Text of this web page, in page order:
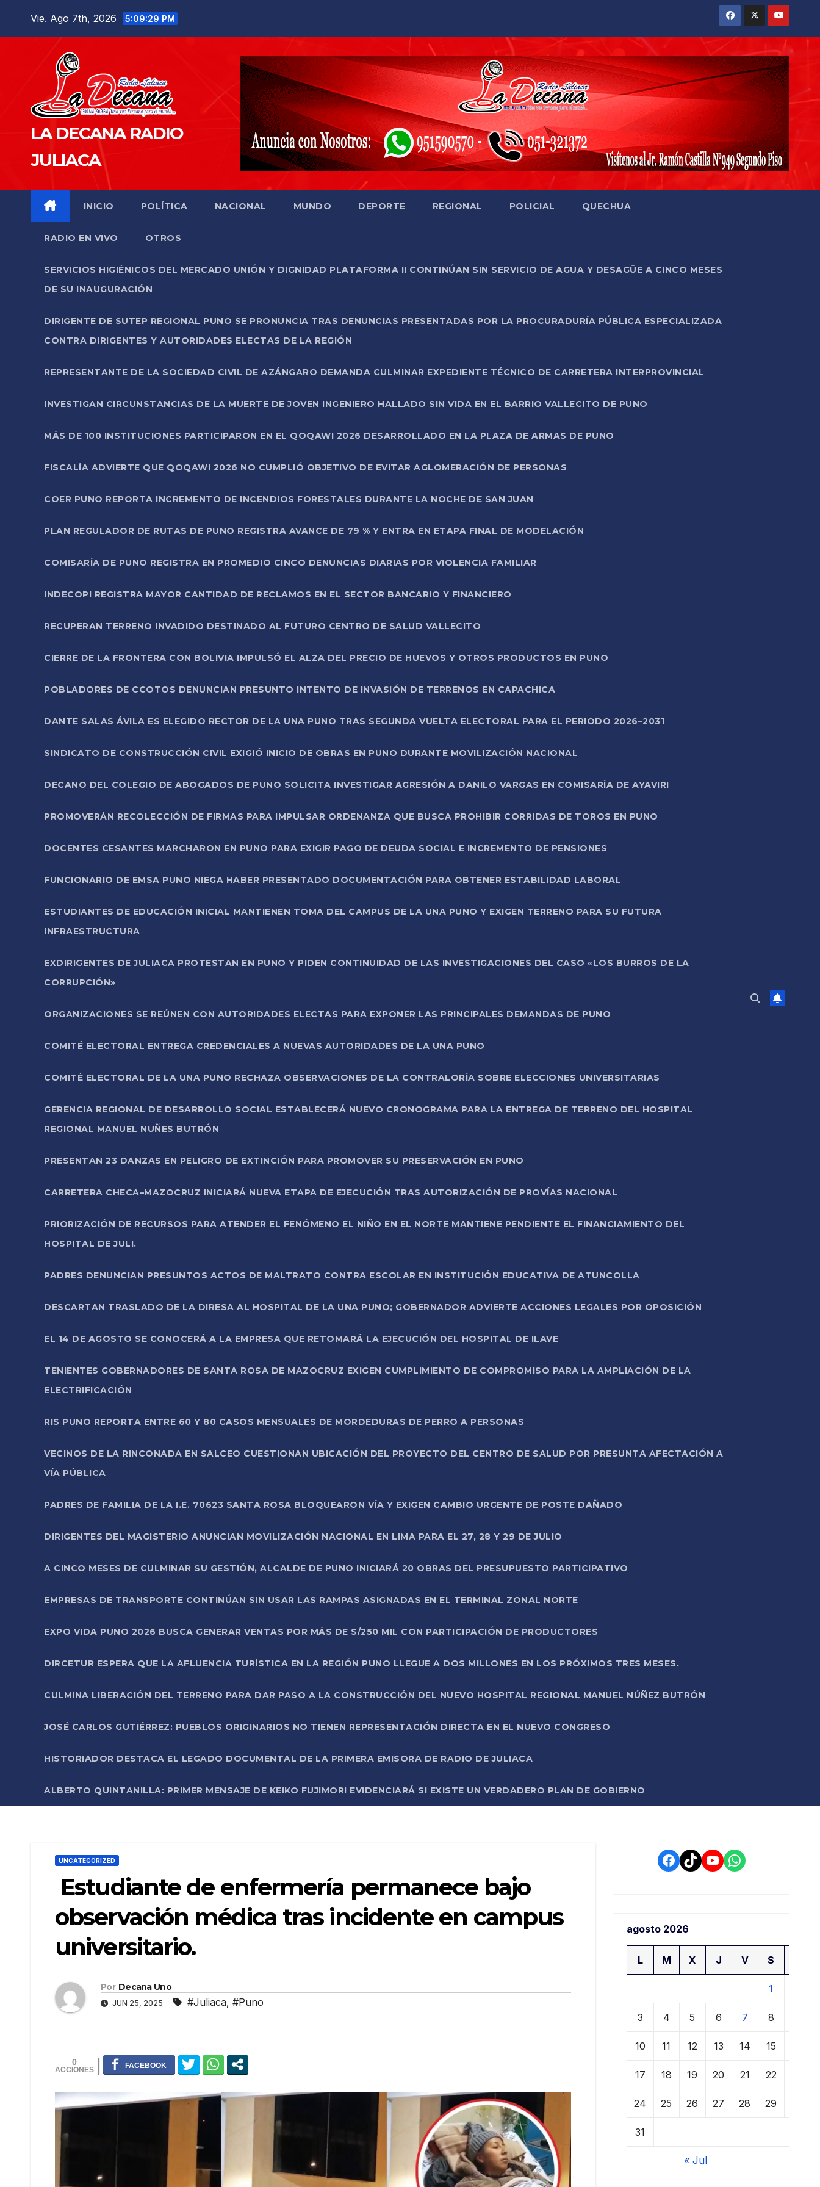
Vie. Ago 7th, 2026 5:09:31 PM
LA DECANA RADIO
JULIACA
INICIO POLÍTICA NACIONAL MUNDO DEPORTE REGIONAL POLICIAL QUECHUA
RADIO EN VIVO OTROS
SERVICIOS HIGIÉNICOS DEL MERCADO UNIÓN Y DIGNIDAD PLATAFORMA II CONTINÚAN SIN SERVICIO DE AGUA Y DESAGÜE A CINCO MESES
DE SU INAUGURACIÓN
DIRIGENTE DE SUTEP REGIONAL PUNO SE PRONUNCIA TRAS DENUNCIAS PRESENTADAS POR LA PROCURADURÍA PÚBLICA ESPECIALIZADA
CONTRA DIRIGENTES Y AUTORIDADES ELECTAS DE LA REGIÓN
REPRESENTANTE DE LA SOCIEDAD CIVIL DE AZÁNGARO DEMANDA CULMINAR EXPEDIENTE TÉCNICO DE CARRETERA INTERPROVINCIAL
INVESTIGAN CIRCUNSTANCIAS DE LA MUERTE DE JOVEN INGENIERO HALLADO SIN VIDA EN EL BARRIO VALLECITO DE PUNO
MÁS DE 100 INSTITUCIONES PARTICIPARON EN EL QOQAWI 2026 DESARROLLADO EN LA PLAZA DE ARMAS DE PUNO
FISCALÍA ADVIERTE QUE QOQAWI 2026 NO CUMPLIÓ OBJETIVO DE EVITAR AGLOMERACIÓN DE PERSONAS
COER PUNO REPORTA INCREMENTO DE INCENDIOS FORESTALES DURANTE LA NOCHE DE SAN JUAN
PLAN REGULADOR DE RUTAS DE PUNO REGISTRA AVANCE DE 79 % Y ENTRA EN ETAPA FINAL DE MODELACIÓN
COMISARÍA DE PUNO REGISTRA EN PROMEDIO CINCO DENUNCIAS DIARIAS POR VIOLENCIA FAMILIAR
INDECOPI REGISTRA MAYOR CANTIDAD DE RECLAMOS EN EL SECTOR BANCARIO Y FINANCIERO
RECUPERAN TERRENO INVADIDO DESTINADO AL FUTURO CENTRO DE SALUD VALLECITO
CIERRE DE LA FRONTERA CON BOLIVIA IMPULSÓ EL ALZA DEL PRECIO DE HUEVOS Y OTROS PRODUCTOS EN PUNO
POBLADORES DE CCOTOS DENUNCIAN PRESUNTO INTENTO DE INVASIÓN DE TERRENOS EN CAPACHICA
DANTE SALAS ÁVILA ES ELEGIDO RECTOR DE LA UNA PUNO TRAS SEGUNDA VUELTA ELECTORAL PARA EL PERIODO 2026–2031
SINDICATO DE CONSTRUCCIÓN CIVIL EXIGIÓ INICIO DE OBRAS EN PUNO DURANTE MOVILIZACIÓN NACIONAL
DECANO DEL COLEGIO DE ABOGADOS DE PUNO SOLICITA INVESTIGAR AGRESIÓN A DANILO VARGAS EN COMISARÍA DE AYAVIRI
PROMOVERÁN RECOLECCIÓN DE FIRMAS PARA IMPULSAR ORDENANZA QUE BUSCA PROHIBIR CORRIDAS DE TOROS EN PUNO
DOCENTES CESANTES MARCHARON EN PUNO PARA EXIGIR PAGO DE DEUDA SOCIAL E INCREMENTO DE PENSIONES
FUNCIONARIO DE EMSA PUNO NIEGA HABER PRESENTADO DOCUMENTACIÓN PARA OBTENER ESTABILIDAD LABORAL
ESTUDIANTES DE EDUCACIÓN INICIAL MANTIENEN TOMA DEL CAMPUS DE LA UNA PUNO Y EXIGEN TERRENO PARA SU FUTURA
INFRAESTRUCTURA
EXDIRIGENTES DE JULIACA PROTESTAN EN PUNO Y PIDEN CONTINUIDAD DE LAS INVESTIGACIONES DEL CASO «LOS BURROS DE LA
CORRUPCIÓN»
ORGANIZACIONES SE REÚNEN CON AUTORIDADES ELECTAS PARA EXPONER LAS PRINCIPALES DEMANDAS DE PUNO
COMITÉ ELECTORAL ENTREGA CREDENCIALES A NUEVAS AUTORIDADES DE LA UNA PUNO
COMITÉ ELECTORAL DE LA UNA PUNO RECHAZA OBSERVACIONES DE LA CONTRALORÍA SOBRE ELECCIONES UNIVERSITARIAS
GERENCIA REGIONAL DE DESARROLLO SOCIAL ESTABLECERÁ NUEVO CRONOGRAMA PARA LA ENTREGA DE TERRENO DEL HOSPITAL
REGIONAL MANUEL NUÑES BUTRÓN
PRESENTAN 23 DANZAS EN PELIGRO DE EXTINCIÓN PARA PROMOVER SU PRESERVACIÓN EN PUNO
CARRETERA CHECA–MAZOCRUZ INICIARÁ NUEVA ETAPA DE EJECUCIÓN TRAS AUTORIZACIÓN DE PROVÍAS NACIONAL
PRIORIZACIÓN DE RECURSOS PARA ATENDER EL FENÓMENO EL NIÑO EN EL NORTE MANTIENE PENDIENTE EL FINANCIAMIENTO DEL
HOSPITAL DE JULI.
PADRES DENUNCIAN PRESUNTOS ACTOS DE MALTRATO CONTRA ESCOLAR EN INSTITUCIÓN EDUCATIVA DE ATUNCOLLA
DESCARTAN TRASLADO DE LA DIRESA AL HOSPITAL DE LA UNA PUNO; GOBERNADOR ADVIERTE ACCIONES LEGALES POR OPOSICIÓN
EL 14 DE AGOSTO SE CONOCERÁ A LA EMPRESA QUE RETOMARÁ LA EJECUCIÓN DEL HOSPITAL DE ILAVE
TENIENTES GOBERNADORES DE SANTA ROSA DE MAZOCRUZ EXIGEN CUMPLIMIENTO DE COMPROMISO PARA LA AMPLIACIÓN DE LA
ELECTRIFICACIÓN
RIS PUNO REPORTA ENTRE 60 Y 80 CASOS MENSUALES DE MORDEDURAS DE PERRO A PERSONAS
VECINOS DE LA RINCONADA EN SALCEO CUESTIONAN UBICACIÓN DEL PROYECTO DEL CENTRO DE SALUD POR PRESUNTA AFECTACIÓN A
VÍA PÚBLICA
PADRES DE FAMILIA DE LA I.E. 70623 SANTA ROSA BLOQUEARON VÍA Y EXIGEN CAMBIO URGENTE DE POSTE DAÑADO
DIRIGENTES DEL MAGISTERIO ANUNCIAN MOVILIZACIÓN NACIONAL EN LIMA PARA EL 27, 28 Y 29 DE JULIO
A CINCO MESES DE CULMINAR SU GESTIÓN, ALCALDE DE PUNO INICIARÁ 20 OBRAS DEL PRESUPUESTO PARTICIPATIVO
EMPRESAS DE TRANSPORTE CONTINÚAN SIN USAR LAS RAMPAS ASIGNADAS EN EL TERMINAL ZONAL NORTE
EXPO VIDA PUNO 2026 BUSCA GENERAR VENTAS POR MÁS DE S/250 MIL CON PARTICIPACIÓN DE PRODUCTORES
DIRCETUR ESPERA QUE LA AFLUENCIA TURÍSTICA EN LA REGIÓN PUNO LLEGUE A DOS MILLONES EN LOS PRÓXIMOS TRES MESES.
CULMINA LIBERACIÓN DEL TERRENO PARA DAR PASO A LA CONSTRUCCIÓN DEL NUEVO HOSPITAL REGIONAL MANUEL NÚÑEZ BUTRÓN
JOSÉ CARLOS GUTIÉRREZ: PUEBLOS ORIGINARIOS NO TIENEN REPRESENTACIÓN DIRECTA EN EL NUEVO CONGRESO
HISTORIADOR DESTACA EL LEGADO DOCUMENTAL DE LA PRIMERA EMISORA DE RADIO DE JULIACA
ALBERTO QUINTANILLA: PRIMER MENSAJE DE KEIKO FUJIMORI EVIDENCIARÁ SI EXISTE UN VERDADERO PLAN DE GOBIERNO
UNCATEGORIZED
Estudiante de enfermería permanece bajo
observación médica tras incidente en campus
universitario.
Por Decana Uno
JUN 25, 2025 #Juliaca, #Puno
0
Facebook
TikTokYouTube
WhatsApp
agosto 2026
L M X J V S
1
3 4 5 6 7 8
10 11 12 13 14 15
17 18 19 20 21 22
24 25 26 27 28 29
31
« Jul